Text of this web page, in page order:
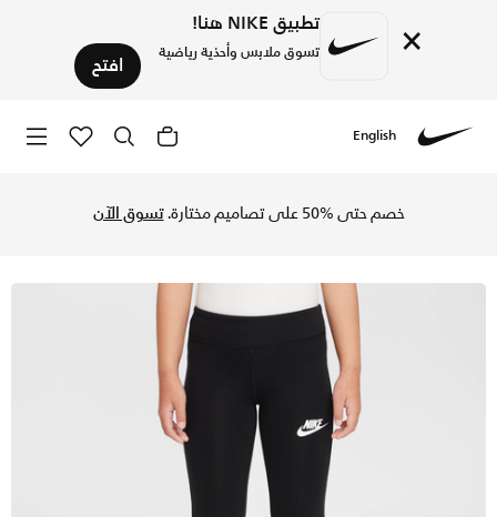
× تطبيق NIKE هنا!
تسوق ملابس وأحذية رياضية افتح
English
خصم حتى %50 على تصاميم مختارة. تسوق الآن